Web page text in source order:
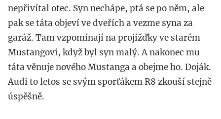
nepřivítal otec. Syn nechápe, ptá se po něm, ale
pak se táta objeví ve dveřích a vezme syna za
garáž. Tam vzpomínají na projížďky ve starém
Mustangovi, když byl syn malý. A nakonec mu
táta věnuje nového Mustanga a obejme ho. Doják.
Audi to letos se svým sporťákem R8 zkouší stejně
úspěšně.